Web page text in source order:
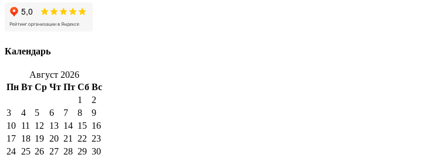
Календарь
Август 2026
Пн Вт Ср Чт Пт Сб Вс
1
2
3
4 5 6 7 8
9
10 11 12 13 14 15 16
17 18 19 20 21 22 23
24 25 26 27 28 29 30